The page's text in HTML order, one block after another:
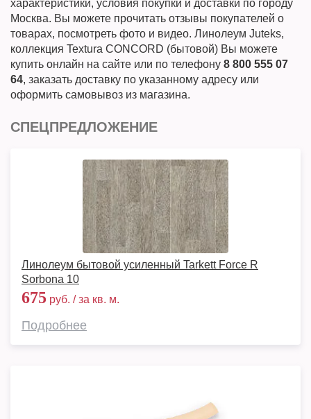
характеристики, условия покупки и доставки по городу
Москва. Вы можете прочитать отзывы покупателей о
товарах, посмотреть фото и видео. Линолеум Juteks,
коллекция Textura CONCORD (бытовой) Вы можете
купить онлайн на сайте или по телефону 8 800 555 07
64, заказать доставку по указанному адресу или
оформить самовывоз из магазина.
СПЕЦПРЕДЛОЖЕНИЕ
Линолеум бытовой усиленный Tarkett Force R
Sorbona 10
675 руб. / за кв. м.
Подробнее